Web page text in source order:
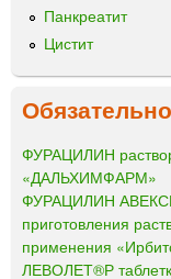
Панкреатит
Цистит
ФУРАЦИЛИН
«ДАЛЬХИМФАРМ»
ФУРАЦИЛИН
приготовления
применения
ЛЕВОЛЕТ®Р